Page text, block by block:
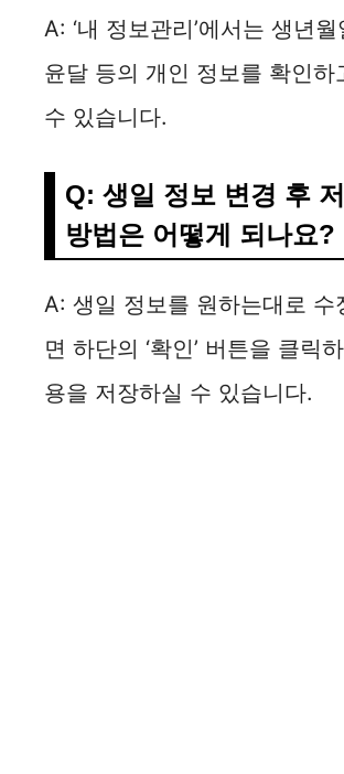
A: ‘내 정보관리’에서는 생년
윤달 등의 개인 정보를 확인하
수 있습니다.
Q: 생일 정보 변경 후
방법은 어떻게 되나요?
A: 생일 정보를 원하는대로 수
면 하단의 ‘확인’ 버튼을 클릭
용을 저장하실 수 있습니다.